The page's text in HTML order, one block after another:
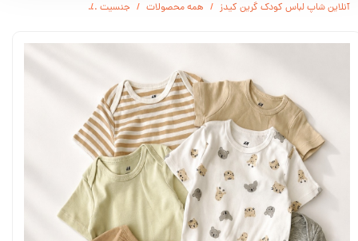
آنلاین شاپ لباس کودک گرین کیدز همه محصولات جنسیت